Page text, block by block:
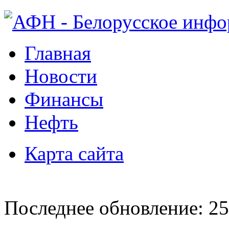
Главная
Новости
Финансы
Нефть
Карта сайта
Последнее обновление: